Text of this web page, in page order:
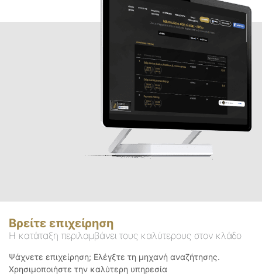
Βρείτε επιχείρηση
Η κατάταξη περιλαμβάνει τους καλύτερους στον κλάδο
Ψάχνετε επιχείρηση; Ελέγξτε τη μηχανή αναζήτησης.
Χρησιμοποιήστε την καλύτερη υπηρεσία